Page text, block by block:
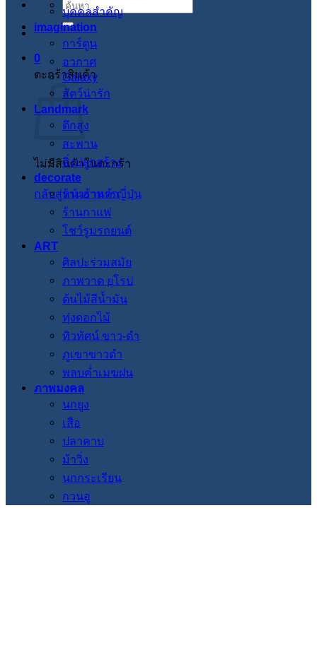
ค้นหา:
0
ตะกร้าสินค้า
ไม่มีสินค้าในตะกร้า
กลับสู่หน้าร้านค้า
บุคคลสำคัญ
imagination
การ์ตูน
อวกาศ
Galaxy
สัตว์น่ารัก
Landmark
ตึกสูง
สะพาน
สิ่งปลูกสร้าง
decorate
ร้านอาหารญี่ปุ่น
ร้านกาแฟ
โชว์รูมรถยนต์
ART
ศิลปะร่วมสมัย
ภาพวาด ยุโรป
ต้นไม้สีน้ำมัน
ทุ่งดอกไม้
ทิวทัศน์ ขาว-ดำ
ภูเขาขาวดำ
พลบค่ำเมฆฝน
ภาพมงคล
นกยูง
เสือ
ปลาคาบ
ม้าวิ่ง
นกกระเรียน
กวนอู